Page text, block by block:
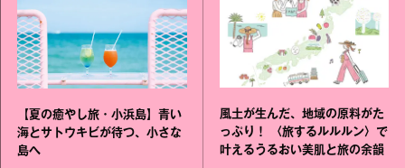
【夏の癒やし旅・小浜島】青い
海とサトウキビが待つ、小さな
島へ
風土が生んだ、地域の原料がた
っぷり！ 〈旅するルルルン〉で
叶えるうるおい美肌と旅の余韻